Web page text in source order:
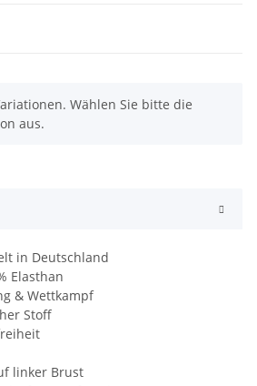
Wählen Sie bitte die
aus.
in Deutschland
Elasthan
& Wettkampf
Stoff
linker Brust